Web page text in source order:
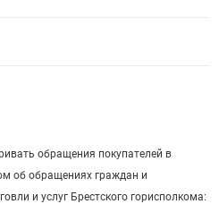
обращения покупателей в
об обращениях граждан и
и услуг Брестского горисполкома: